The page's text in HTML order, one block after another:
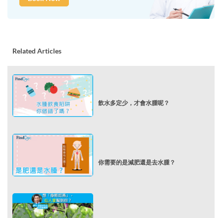
Related Articles
飲水多定少，才會水腫呢？
你需要的是減肥還是去水腫？